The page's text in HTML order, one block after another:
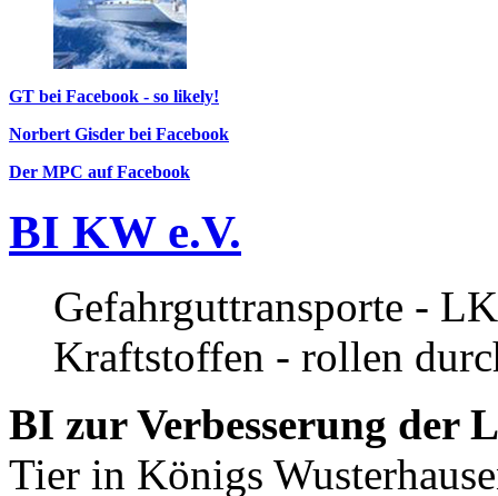
GT bei Facebook - so likely!
Norbert Gisder bei Facebook
Der MPC auf Facebook
BI KW e.V.
Gefahrguttransporte -
Kraftstoffen - rollen
BI zur Verbesserung der
Tier in Königs